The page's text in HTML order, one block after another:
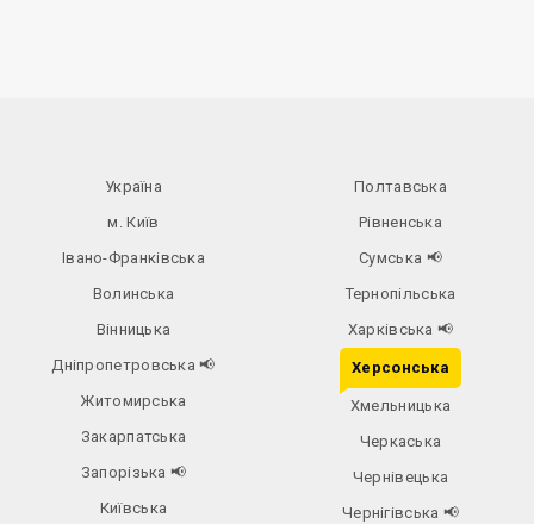
Україна
м. Київ
Івано-Франківська
Волинська
Вінницька
Дніпропетровська📢
Житомирська
Закарпатська
Запорізька 📢
Київська
Полтавська
Рівненська
Сумська 📢
Тернопільська
Харківська 📢
Херсонська
Хмельницька
Черкаська
Чернівецька
Чернігівська 📢